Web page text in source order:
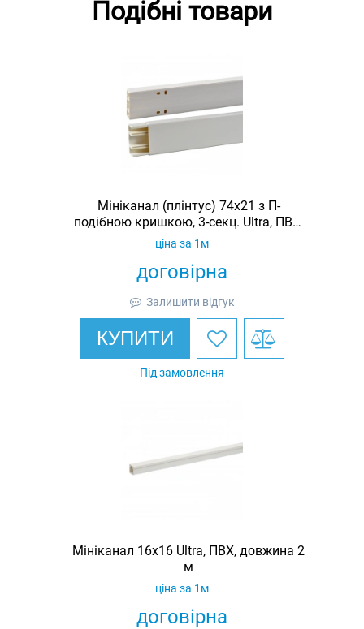
Подібні товари
Мініканал (плінтус) 74x21 з П-
подібною кришкою, 3-секц. Ultra, ПВХ,
довжина 2 м
договірна
ціна за 1м
Залишити відгук
КУПИТИ
Під замовлення
Мініканал 16х16 Ultra, ПВХ, довжина 2
м
договірна
ціна за 1м